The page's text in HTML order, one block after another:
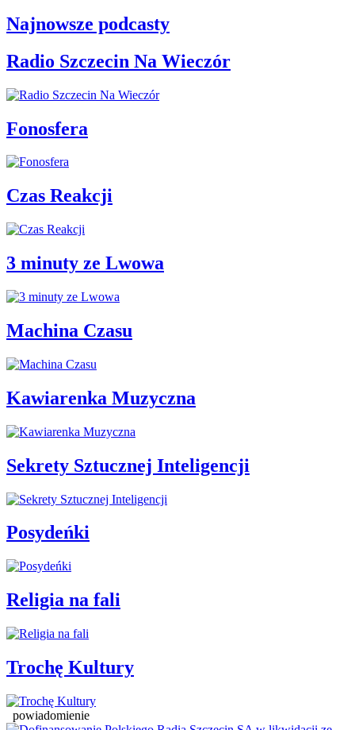
Najnowsze podcasty
Radio Szczecin Na Wieczór
Fonosfera
Czas Reakcji
3 minuty ze Lwowa
Machina Czasu
Kawiarenka Muzyczna
Sekrety Sztucznej Inteligencji
Posydeńki
Religia na fali
Trochę Kultury
powiadomienie